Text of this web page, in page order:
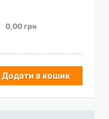
0,00 грн
Додати в кошик